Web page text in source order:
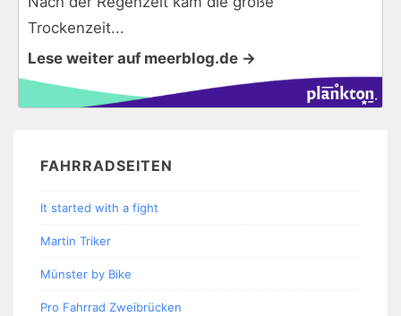
Trockenzeit...
Lese weiter auf meerblog.de →
FAHRRADSEITEN
It started with a fight
Martin Triker
Münster by Bike
Pro Fahrrad Zweibrücken